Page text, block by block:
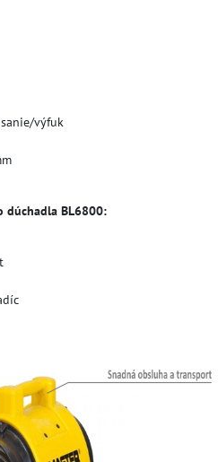
výfuk
dúchadla BL6800: